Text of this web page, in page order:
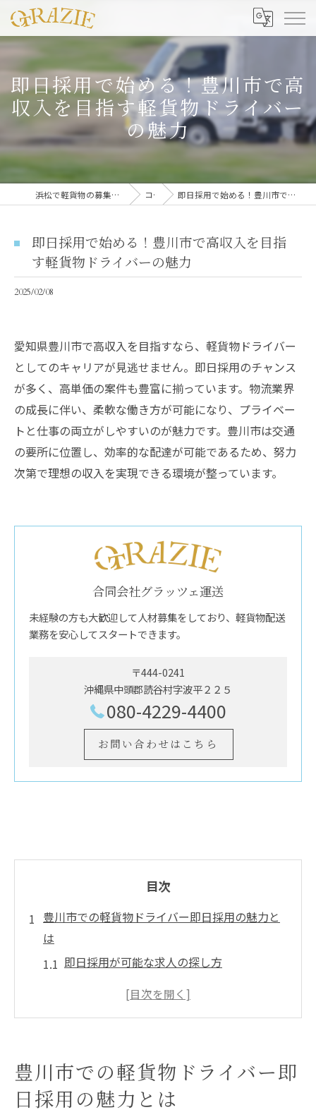
即日採用で始める！豊川市で高
収入を目指す軽貨物ドライバー
の魅力
浜松で軽貨物の募集なら合同会社グラッツェ運送 コラム 即日採用で始める！豊川市で高収入を目指す軽貨物ドライバーの魅力
即日採用で始める！豊川市で高収入を目指
す軽貨物ドライバーの魅力
2025/02/08
愛知県豊川市で高収入を目指すなら、軽貨物ドライバー
としてのキャリアが見逃せません。即日採用のチャンス
が多く、高単価の案件も豊富に揃っています。物流業界
の成長に伴い、柔軟な働き方が可能になり、プライベー
トと仕事の両立がしやすいのが魅力です。豊川市は交通
の要所に位置し、効率的な配達が可能であるため、努力
次第で理想の収入を実現できる環境が整っています。
合同会社グラッツェ運送
未経験の方も大歓迎して人材募集をしており、軽貨物配送
業務を安心してスタートできます。
〒444-0241
沖縄県中頭郡読谷村字波平２２５
080-4229-4400
お問い合わせはこちら
目次
豊川市での軽貨物ドライバー即日採用の魅力と
は
即日採用が可能な求人の探し方
軽貨物ドライバーとしてのスピード採用の
始めやすい軽貨物ドライバー職の特徴
即日採用後のサポート体制について
豊川市での軽貨物ドライバー即
日採用の魅力とは